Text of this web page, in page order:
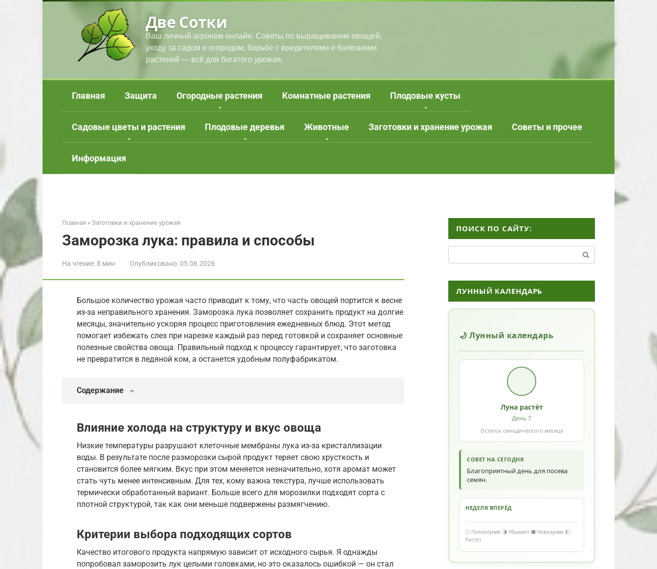
Две Сотки
Ваш личный агроном онлайн. Советы по выращиванию овощей,
уходу за садом и огородом, борьбе с вредителями и болезнями
растений — всё для богатого урожая.
Главная Защита Огородные растения Комнатные растения Плодовые кусты
Садовые цветы и растения Плодовые деревья Животные Заготовки и хранение урожая Советы и прочее
Информация
Главная » Заготовки и хранение урожая
Заморозка лука: правила и способы
На чтение: 8 мин Опубликовано: 05.06.2026
Большое количество урожая часто приводит к тому, что часть овощей портится к весне
из-за неправильного хранения. Заморозка лука позволяет сохранить продукт на долгие
месяцы, значительно ускоряя процесс приготовления ежедневных блюд. Этот метод
помогает избежать слез при нарезке каждый раз перед готовкой и сохраняет основные
полезные свойства овоща. Правильный подход к процессу гарантирует, что заготовка
не превратится в ледяной ком, а останется удобным полуфабрикатом.
Содержание
Влияние холода на структуру и вкус овоща
Низкие температуры разрушают клеточные мембраны лука из-за кристаллизации
воды. В результате после разморозки сырой продукт теряет свою хрусткость и
становится более мягким. Вкус при этом меняется незначительно, хотя аромат может
стать чуть менее интенсивным. Для тех, кому важна текстура, лучше использовать
термически обработанный вариант. Больше всего для морозилки подходят сорта с
плотной структурой, так как они меньше подвержены размягчению.
Критерии выбора подходящих сортов
Качество итогового продукта напрямую зависит от исходного сырья. Я однажды
попробовал заморозить лук целыми головками, но это оказалось ошибкой — он стал
ПОИСК ПО САЙТУ:
ЛУННЫЙ КАЛЕНДАРЬ
🌙 Лунный календарь
Луна растёт
День 7
Остаток синодического месяца
СОВЕТ НА СЕГОДНЯ
Благоприятный день для посева
семян.
НЕДЕЛЯ ВПЕРЁД
🌕 Полнолуние 🌗 Убывает 🌑 Новолуние 🌔
Растёт